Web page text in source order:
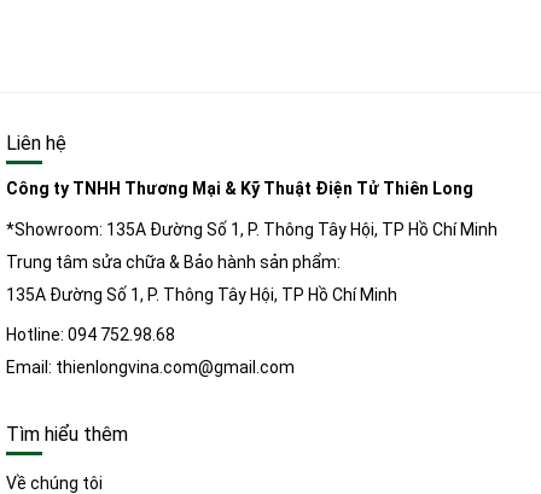
Liên hệ
Công ty TNHH Thương Mại & Kỹ Thuật Điện Tử Thiên Long
*Showroom: 135A Đường Số 1, P. Thông Tây Hội, TP Hồ Chí Minh
Trung tâm sửa chữa & Bảo hành sản phẩm:
135A Đường Số 1, P. Thông Tây Hội, TP Hồ Chí Minh
Hotline: 094 752.98.68
Email: thienlongvina.com@gmail.com
Tìm hiểu thêm
Về chúng tôi